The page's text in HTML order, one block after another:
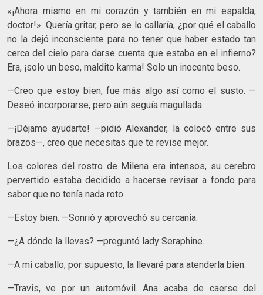
«¡Ahora mismo en mi corazón y también en mi espalda,
doctor!». Quería gritar, pero se lo callaría, ¿por qué el caballo
no la dejó inconsciente para no tener que haber estado tan
cerca del cielo para darse cuenta que estaba en el infierno?
Era, ¡solo un beso, maldito karma! Solo un inocente beso.
—Creo que estoy bien, fue más algo así como el susto. —
Deseó incorporarse, pero aún seguía magullada.
—¡Déjame ayudarte! —pidió Alexander, la colocó entre sus
brazos—, creo que necesitas que te revise mejor.
Los colores del rostro de Milena era intensos, su cerebro
pervertido estaba decidido a hacerse revisar a fondo para
saber que no tenía nada roto.
—Estoy bien. —Sonrió y aprovechó su cercanía.
—¿A dónde la llevas? —preguntó lady Seraphine.
—A mi caballo, por supuesto, la llevaré para atenderla bien.
—Travis, ve por un automóvil. Ana acaba de caerse del